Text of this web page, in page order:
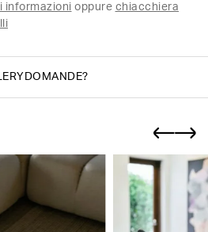
informazioni oppure chiacchiera
DOMANDE?